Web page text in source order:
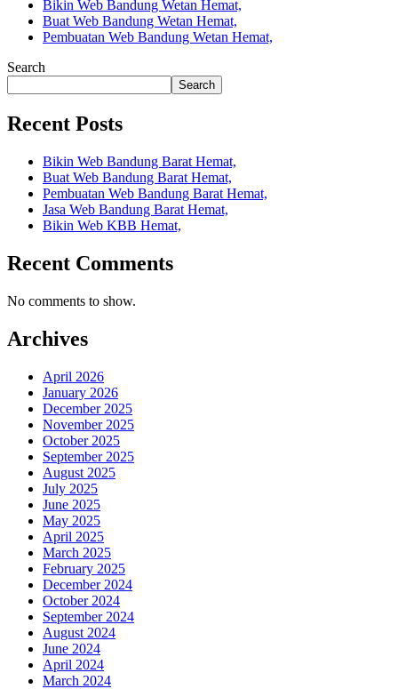
Bikin Web Bandung Wetan Hemat,
Buat Web Bandung Wetan Hemat,
Pembuatan Web Bandung Wetan Hemat,
Search
Search
Recent Posts
Bikin Web Bandung Barat Hemat,
Buat Web Bandung Barat Hemat,
Pembuatan Web Bandung Barat Hemat,
Jasa Web Bandung Barat Hemat,
Bikin Web KBB Hemat,
Recent Comments
No comments to show.
Archives
April 2026
January 2026
December 2025
November 2025
October 2025
September 2025
August 2025
July 2025
June 2025
May 2025
April 2025
March 2025
February 2025
December 2024
October 2024
September 2024
August 2024
June 2024
April 2024
March 2024